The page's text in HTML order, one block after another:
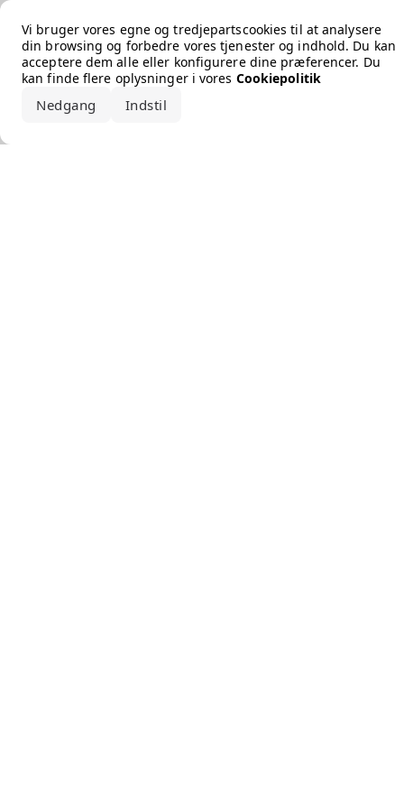
Vi bruger vores egne og tredjepartscookies til at analysere
din browsing og forbedre vores tjenester og indhold. Du kan
acceptere dem alle eller konfigurere dine præferencer. Du
kan finde flere oplysninger i vores Cookiepolitik
Nedgang Indstil
Error loading the brand